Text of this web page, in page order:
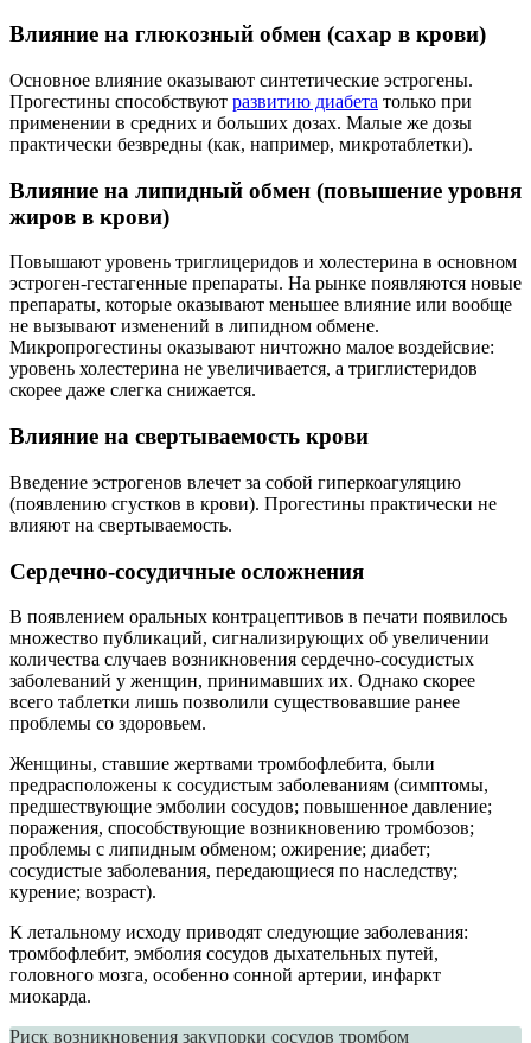
Влияние на глюкозный обмен (сахар в крови)
Основное влияние оказывают синтетические эстрогены.
Прогестины способствуют развитию диабета только при
применении в средних и больших дозах. Малые же дозы
практически безвредны (как, например, микротаблетки).
Влияние на липидный обмен (повышение уровня
жиров в крови)
Повышают уровень триглицеридов и холестерина в основном
эстроген-гестагенные препараты. На рынке появляются новые
препараты, которые оказывают меньшее влияние или вообще
не вызывают изменений в липидном обмене.
Микропрогестины оказывают ничтожно малое воздейсвие:
уровень холестерина не увеличивается, а триглистеридов
скорее даже слегка снижается.
Влияние на свертываемость крови
Введение эстрогенов влечет за собой гиперкоагуляцию
(появлению сгустков в крови). Прогестины практически не
влияют на свертываемость.
Сердечно-сосудичные осложнения
В появлением оральных контрацептивов в печати появилось
множество публикаций, сигнализирующих об увеличении
количества случаев возникновения сердечно-сосудистых
заболеваний у женщин, принимавших их. Однако скорее
всего таблетки лишь позволили существовавшие ранее
проблемы со здоровьем.
Женщины, ставшие жертвами тромбофлебита, были
предрасположены к сосудистым заболеваниям (симптомы,
предшествующие эмболии сосудов; повышенное давление;
поражения, способствующие возникновению тромбозов;
проблемы с липидным обменом; ожирение; диабет;
сосудистые заболевания, передающиеся по наследству;
курение; возраст).
К летальному исходу приводят следующие заболевания:
тромбофлебит, эмболия сосудов дыхательных путей,
головного мозга, особенно сонной артерии, инфаркт
миокарда.
Риск возникновения закупорки сосудов тромбом